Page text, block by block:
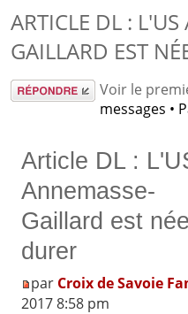
ARTICLE DL :
GAILLARD EST
Répondre Voir le
messages •
Article DL :
Annemasse-
Gaillard est
durer
par Croix de Savoie
2017 8:58 pm